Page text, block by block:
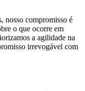
nosso compromisso é
o que ocorre em
a agilidade na
irrevogável com